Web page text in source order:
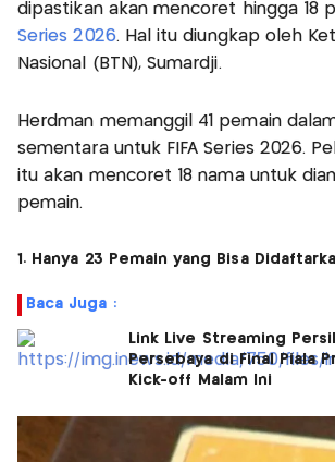
dipastikan akan mencoret hingga 18
Series 2026. Hal itu diungkap oleh
Nasional (BTN), Sumardji.
Herdman memanggil 41 pemain
sementara untuk FIFA Series 2026.
itu akan mencoret 18 nama untuk
pemain.
1. Hanya 23 Pemain yang Bisa
Baca Juga :
Link Live Streaming
Persebaya di Final Piala
Kick-off Malam Ini